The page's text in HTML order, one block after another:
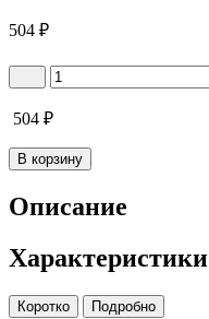
504 ₽
504 ₽
В корзину
Описание
Характеристики
Коротко Подробно